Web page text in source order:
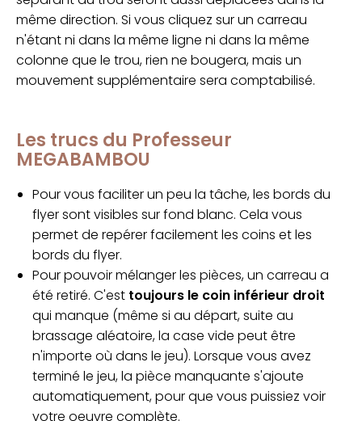
même direction. Si vous cliquez sur un carreau
n'étant ni dans la même ligne ni dans la même
colonne que le trou, rien ne bougera, mais un
mouvement supplémentaire sera comptabilisé.
Les trucs du Professeur
MEGABAMBOU
Pour vous faciliter un peu la tâche, les bords du
flyer sont visibles sur fond blanc. Cela vous
permet de repérer facilement les coins et les
bords du flyer.
Pour pouvoir mélanger les pièces, un carreau a
été retiré. C'est toujours le coin inférieur droit
qui manque (même si au départ, suite au
brassage aléatoire, la case vide peut être
n'importe où dans le jeu). Lorsque vous avez
terminé le jeu, la pièce manquante s'ajoute
automatiquement, pour que vous puissiez voir
votre oeuvre complète.